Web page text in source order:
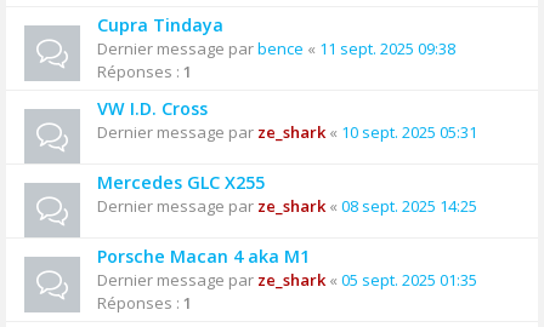
Cupra Tindaya
Dernier message parbence « 11 sept. 2025 09:38
Réponses : 1
VW I.D. Cross
Dernier message par ze_shark« 10 sept. 2025 05:31
Mercedes GLC X255
Dernier message par ze_shark« 08 sept. 2025 14:25
Porsche Macan 4 aka M1
Dernier message par ze_shark« 05 sept. 2025 01:35
Réponses : 1